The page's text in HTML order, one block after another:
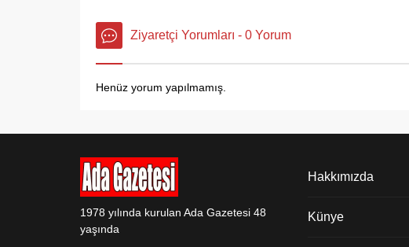
Ziyaretçi Yorumları - 0 Yorum
Henüz yorum yapılmamış.
1978 yılında kurulan Ada Gazetesi 48
yaşında
Hakkımızda
Künye